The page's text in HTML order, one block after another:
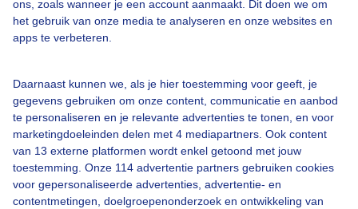
ons, zoals wanneer je een account aanmaakt. Dit doen we om
het gebruik van onze media te analyseren en onze websites en
apps te verbeteren.
Daarnaast kunnen we, als je hier toestemming voor geeft, je
gegevens gebruiken om onze content, communicatie en aanbod
te personaliseren en je relevante advertenties te tonen, en voor
marketingdoeleinden delen met 4 mediapartners. Ook content
van 13 externe platformen wordt enkel getoond met jouw
toestemming. Onze 114 advertentie partners gebruiken cookies
voor gepersonaliseerde advertenties, advertentie- en
contentmetingen, doelgroepenonderzoek en ontwikkeling van
Over Buienradar